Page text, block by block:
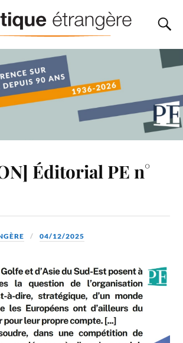
Éditorial PE n°
04/12/2025